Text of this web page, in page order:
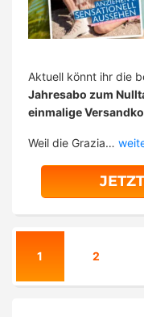
Aktuell könnt ihr die
Jahresabo zum
einmalige
Weil die Grazia…
1 2